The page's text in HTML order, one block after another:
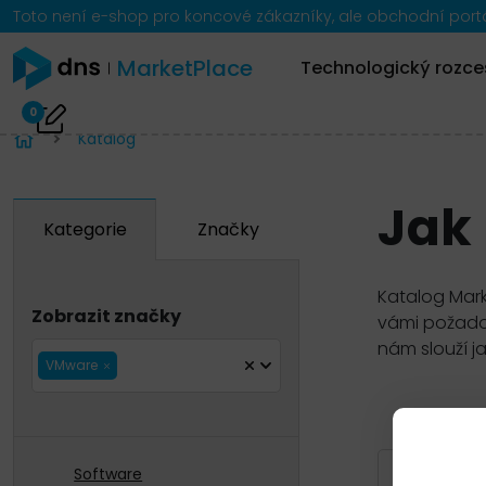
Toto není e-shop pro koncové zákazníky, ale obchodní
MarketPlace Technologický
0
Katalog
Kategorie Značky
Zobrazit značky
VMware
Software
Jak
Katalog
vámi
nám slouží